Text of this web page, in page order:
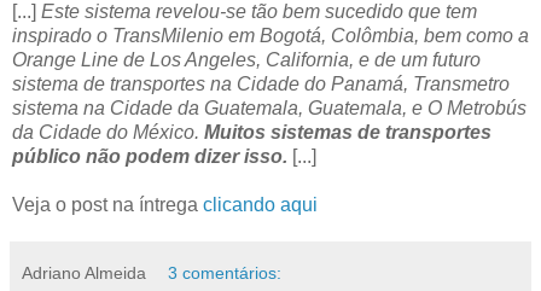
[...] Este sistema revelou-se tão bem sucedido que tem
inspirado o TransMilenio em Bogotá, Colômbia, bem como a
Orange Line de Los Angeles, California, e de um futuro
sistema de transportes na Cidade do Panamá, Transmetro
sistema na Cidade da Guatemala, Guatemala, e O Metrobús
da Cidade do México. Muitos sistemas de transportes
público não podem dizer isso. [...]
Veja o post na íntrega clicando aqui
Adriano Almeida 3 comentários: